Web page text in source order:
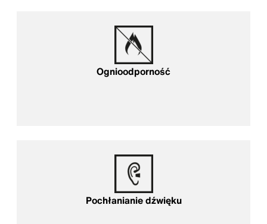
Ognioodporność
Pochłanianie dźwięku